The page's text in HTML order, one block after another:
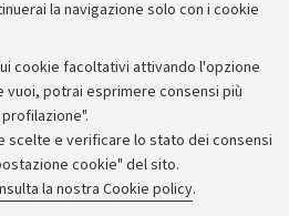
la navigazione solo con i cookie
cookie facoltativi attivando l'opzione
vuoi, potrai esprimere consensi più
scelte e verificare lo stato dei consensi
cookie" del sito.
la nostra Cookie policy.
Archivio
stampa
Redazione
stampa